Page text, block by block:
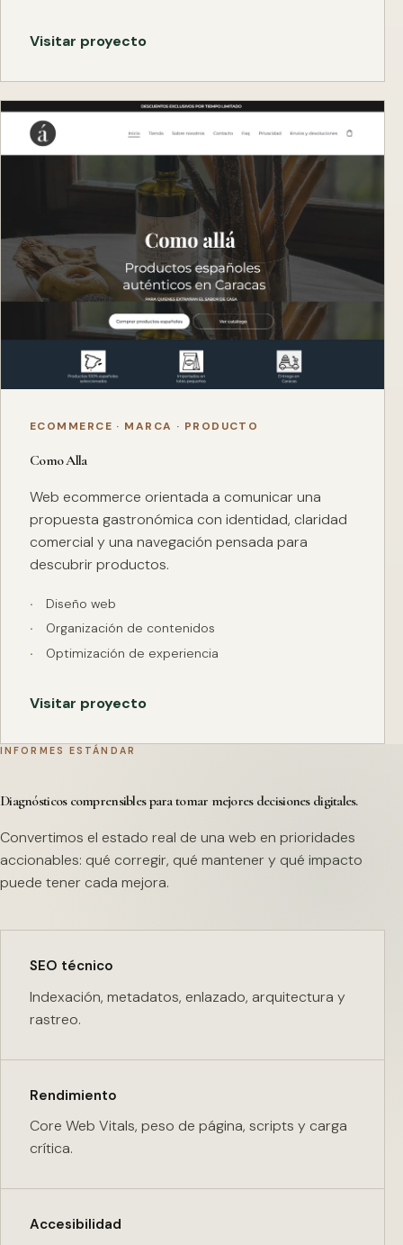
Visitar proyecto
ECOMMERCE · MARCA · PRODUCTO
Como Alla
Web ecommerce orientada a comunicar una
propuesta gastronómica con identidad, claridad
comercial y una navegación pensada para
descubrir productos.
Diseño web
Organización de contenidos
Optimización de experiencia
Visitar proyecto
INFORMES ESTÁNDAR
Diagnósticos comprensibles para tomar mejores decisiones digitales.
Convertimos el estado real de una web en prioridades
accionables: qué corregir, qué mantener y qué impacto
puede tener cada mejora.
SEO técnico
Indexación, metadatos, enlazado, arquitectura y
rastreo.
Rendimiento
Core Web Vitals, peso de página, scripts y carga
crítica.
Accesibilidad